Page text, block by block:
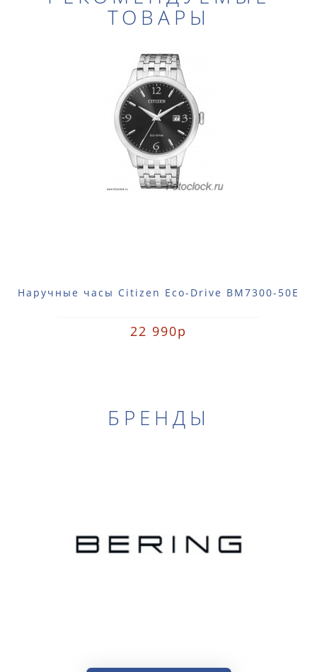
ТОВАРЫ
Наручные часы Citizen Eco-Drive BM7300-50E
22 990р
БРЕНДЫ